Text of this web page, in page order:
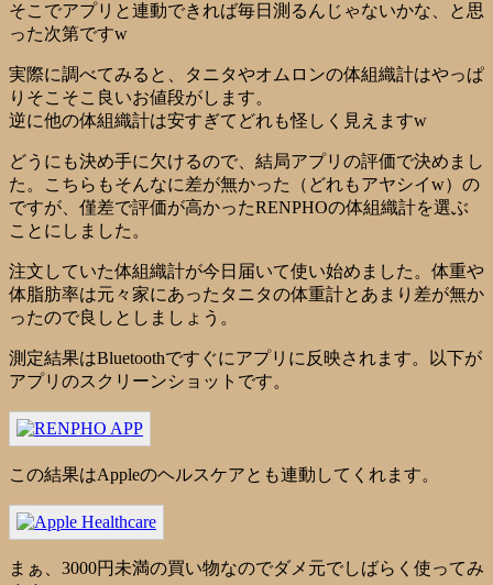
そこでアプリと連動できれば毎日測るんじゃないかな、と思
った次第ですw
実際に調べてみると、タニタやオムロンの体組織計はやっぱ
りそこそこ良いお値段がします。
逆に他の体組織計は安すぎてどれも怪しく見えますw
どうにも決め手に欠けるので、結局アプリの評価で決めまし
た。こちらもそんなに差が無かった（どれもアヤシイw）の
ですが、僅差で評価が高かったRENPHOの体組織計を選ぶ
ことにしました。
注文していた体組織計が今日届いて使い始めました。体重や
体脂肪率は元々家にあったタニタの体重計とあまり差が無か
ったので良しとしましょう。
測定結果はBluetoothですぐにアプリに反映されます。以下が
アプリのスクリーンショットです。
この結果はAppleのヘルスケアとも連動してくれます。
まぁ、3000円未満の買い物なのでダメ元でしばらく使ってみ